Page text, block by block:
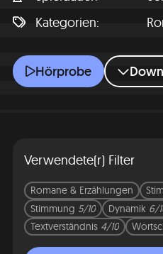
Kategorien
Schwuchteln
Hörprobe
Verwendete(r) Filter
Romane & Erzählungen
Stimmung 5/10 Dynamik 6/
Textverständnis 4/10